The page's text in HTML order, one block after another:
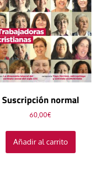
Suscripción normal
60,00€
Añadir al carrito